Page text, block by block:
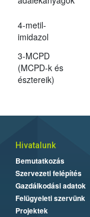
4-metil-
imidazol
3-MCPD
(MCPD-k és
észtereik)
Hivatalunk
Bemutatkozás
Szervezeti felépítés
Gazdálkodási adatok
Felügyeleti szervünk
Projektek